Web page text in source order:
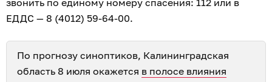
звонить по единому номеру спасения: 112 или в
ЕДДС — 8 (4012) 59-64-00.
По прогнозу синоптиков, Калининградская
область 8 июля окажется в полосе влияния